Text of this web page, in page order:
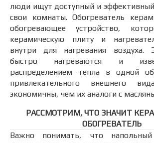
люди ищут доступный и эффективный
свои комнаты. Обогреватель
обогревающее устройство,
керамическую плиту и
внутри для нагревания воздуха.
быстро нагреваются и
распределением тепла в одной
привлекательного внешнего
экономичны, чем их аналоги с
РАССМОТРИМ, ЧТО ЗНАЧИТ
ОБОГРЕВАТЕЛЬ
Важно понимать, что напольный